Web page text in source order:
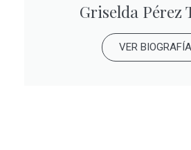
Griselda Pérez
VER BIOGRAFÍA